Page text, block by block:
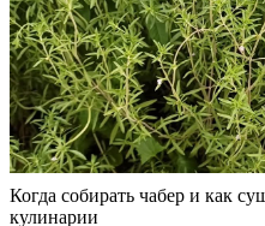
Когда собирать чабер и как
кулинарии